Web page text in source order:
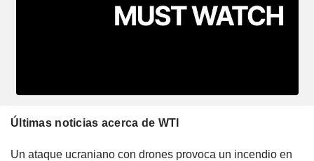
Últimas noticias acerca de WTI
Un ataque ucraniano con drones provoca un incendio en